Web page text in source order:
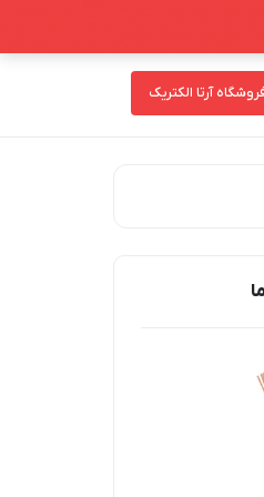
فروشگاه آرتا الکتریک